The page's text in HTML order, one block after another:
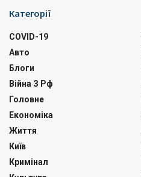
Категорії
COVID-19
Авто
Блоги
Війна З Рф
Головне
Економіка
Життя
Київ
Кримінал